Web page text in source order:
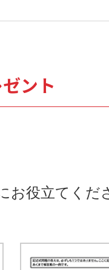
ント
役立てく